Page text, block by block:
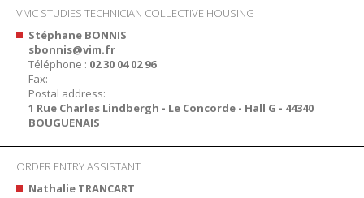
VMC STUDIES TECHNICIAN COLLECTIVE HOUSING
Stéphane BONNIS
sbonnis@vim.fr
Téléphone : 02 30 04 02 96
Fax:
Postal address:
1 Rue Charles Lindbergh - Le Concorde - Hall G - 44340
BOUGUENAIS
ORDER ENTRY ASSISTANT
Nathalie TRANCART